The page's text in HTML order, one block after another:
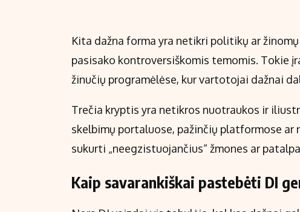
Kita dažna forma yra netikri politikų ar
pasisako kontroversiškomis temomis. Tokie
žinučių programėlėse, kur vartotojai dažnai
Trečia kryptis yra netikros nuotraukos ir
skelbimų portaluose, pažinčių platformose
sukurti „neegzistuojančius“ žmones ar
Kaip savarankiškai pastebėti DI